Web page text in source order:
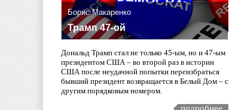
Борис Макаренко
Трамп 47-ой
Дональд Трамп стал не только 45-ым, но и 47-ым
президентом США – во второй раз в истории
США после неудачной попытки переизбраться
бывший президент возвращается в Белый Дом – с
другим порядковым номером.